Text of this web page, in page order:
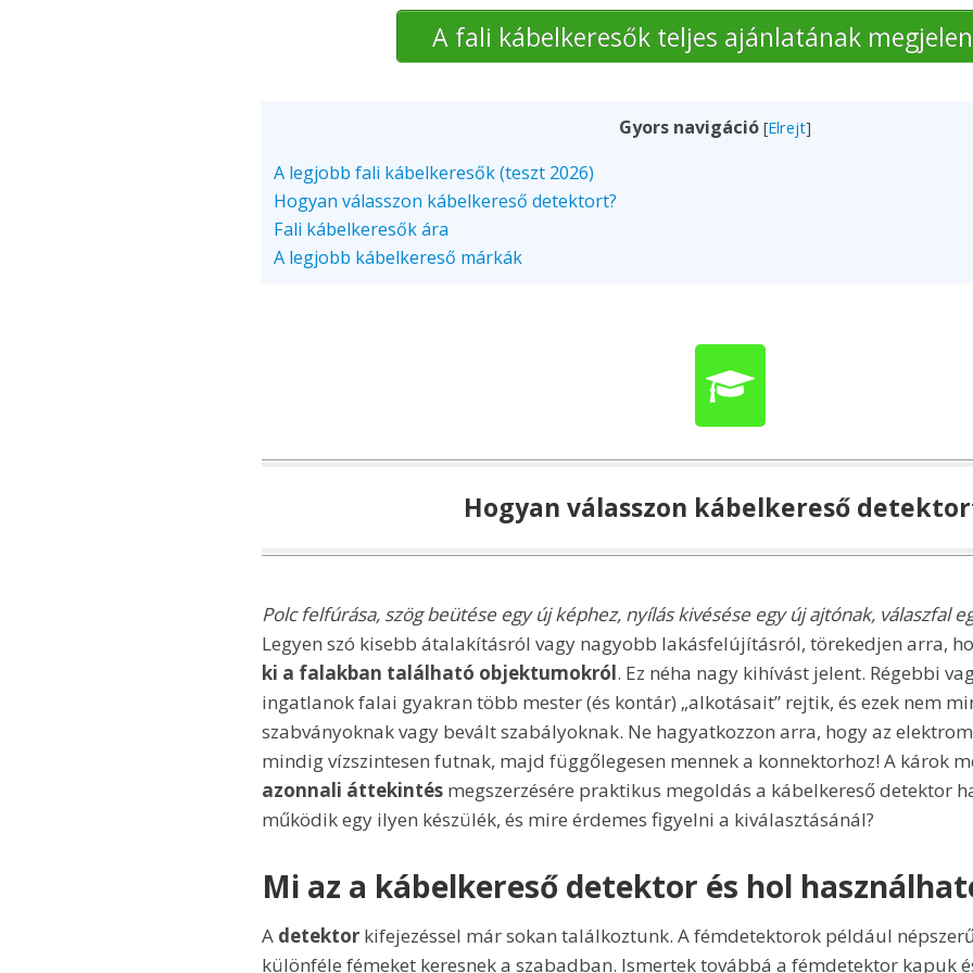
A fali kábelkeresők teljes ajánlatának
Gyors navigáció [Elrejt]
A legjobb fali kábelkeresők (teszt 2026)
Hogyan válasszon kábelkereső detektort?
Fali kábelkeresők ára
A legjobb kábelkereső márkák
Hogyan válasszon kábelkereső
Polc felfúrása, szög beütése egy új képhez, nyílás kivésése egy új ajtónak, válaszfal
Legyen szó kisebb átalakításról vagy nagyobb lakásfelújításról, törekedjen arra,
ki a falakban található objektumokról. Ez néha nagy kihívást jelent. Régebbi
ingatlanok falai gyakran több mester (és kontár) „alkotásait” rejtik, és ezek nem
szabványoknak vagy bevált szabályoknak. Ne hagyatkozzon arra, hogy az
mindig vízszintesen futnak, majd függőlegesen mennek a konnektorhoz! A károk
azonnali áttekintésmegszerzésére praktikus megoldás a kábelkereső detektor
működik egy ilyen készülék, és mire érdemes figyelni a kiválasztásánál?
Mi az a kábelkereső detektor és hol
A detektorkifejezéssel már sokan találkoztunk. A fémdetektorok például
különféle fémeket keresnek a szabadban. Ismertek továbbá a fémdetektor kapuk